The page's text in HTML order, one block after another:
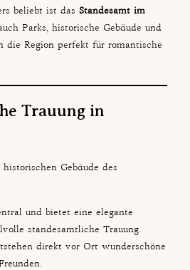
beliebt ist das Standesamt im
Parks, historische Gebäude und
die Region perfekt für romantische
Trauung in
Gebäude des
und bietet eine elegante
standesamtliche Trauung.
direkt vor Ort wunderschöne